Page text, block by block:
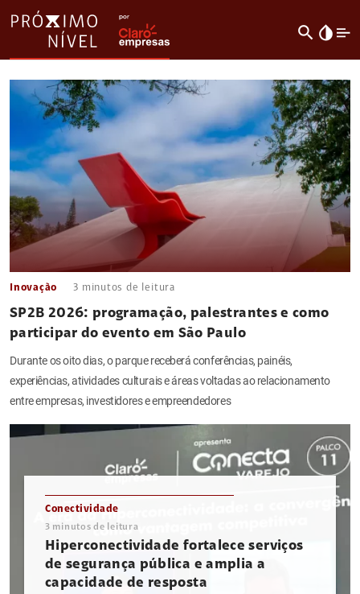
search invert_colors
Inovação 3 minutos de leitura
SP2B 2026: programação, palestrantes e como
participar do evento em São Paulo
Durante os oito dias, o parque receberá conferências, painéis,
experiências, atividades culturais e áreas voltadas ao relacionamento
entre empresas, investidores e empreendedores
Conectividade
3 minutos de leitura
Hiperconectividade fortalece serviços
de segurança pública e amplia a
capacidade de resposta